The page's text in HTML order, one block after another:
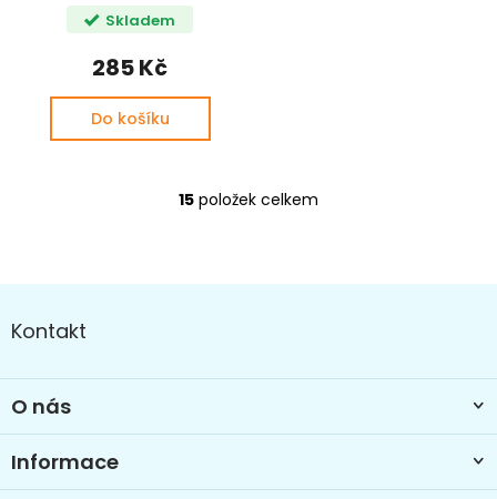
Skladem
285 Kč
Do košíku
O
p
k
v
15 položek celkem
á
pKontakt
O nás
Informace